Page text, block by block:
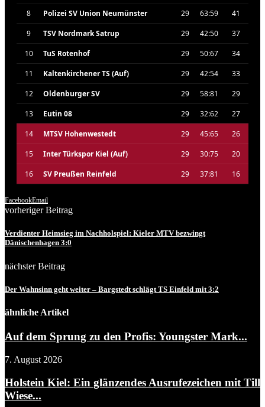
8
Polizei SV Union Neumünster 29 63:59
41
9
TSV Nordmark Satrup 29 42:50
37
10
TuS Rotenhof 29 50:67
34
11
Kaltenkirchener TS (Auf) 29 42:54
33
12
Oldenburger SV 29 58:81
29
13
Eutin 08 29 32:62
27
14
MTSV Hohenwestedt 29 45:65
26
15
Inter Türkspor Kiel (Auf) 29 30:75
20
16
SV Preußen Reinfeld 29 37:81 16
FacebookEmail
vorheriger Beitrag
Verdienter Heimsieg im Nachholspiel: Kieler MTV bezwingt
Dänischenhagen 3:0
nächster Beitrag
Der Wahnsinn geht weiter – Bargstedt schlägt TS Einfeld mit 3:2
ähnliche Artikel
Auf dem Sprung zu den Profis: Youngster Mark...
7. August 2026
Holstein Kiel: Ein glänzendes Ausrufezeichen mit Till
Wiese...